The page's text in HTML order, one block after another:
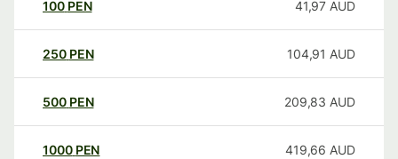
100 PEN 41,97 AUD
250 PEN 104,91 AUD
500 PEN 209,83 AUD
1000 PEN 419,66 AUD